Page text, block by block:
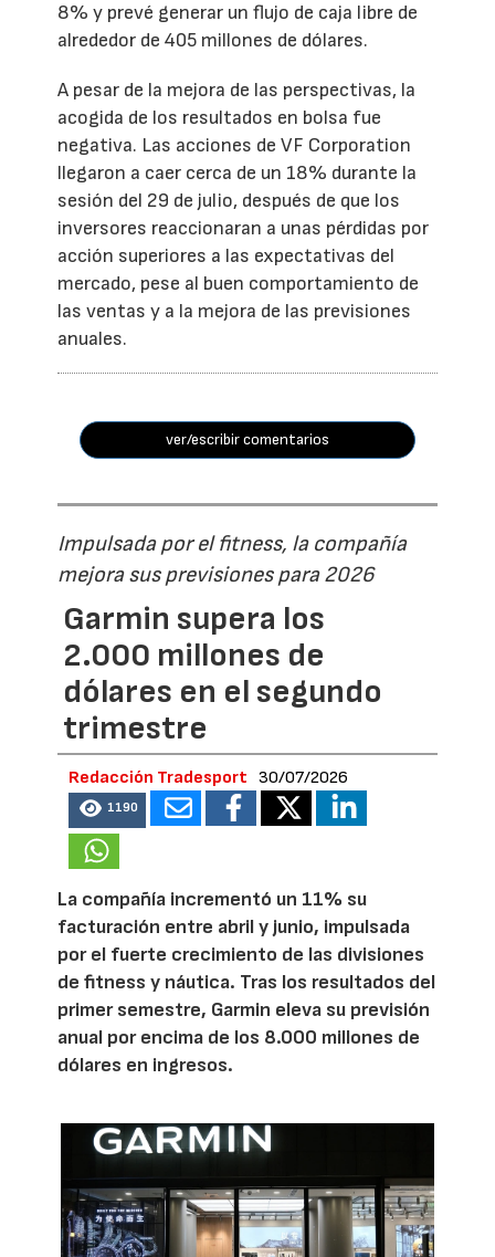
8% y prevé generar un flujo de caja libre de
alrededor de 405 millones de dólares.
A pesar de la mejora de las perspectivas, la
acogida de los resultados en bolsa fue
negativa. Las acciones de VF Corporation
llegaron a caer cerca de un 18% durante la
sesión del 29 de julio, después de que los
inversores reaccionaran a unas pérdidas por
acción superiores a las expectativas del
mercado, pese al buen comportamiento de
las ventas y a la mejora de las previsiones
anuales.
ver/escribir comentarios
Impulsada por el fitness, la compañía
mejora sus previsiones para 2026
Garmin supera los
2.000 millones de
dólares en el segundo
trimestre
Redacción Tradesport 30/07/2026
1190
La compañía incrementó un 11% su
facturación entre abril y junio, impulsada
por el fuerte crecimiento de las divisiones
de fitness y náutica. Tras los resultados del
primer semestre, Garmin eleva su previsión
anual por encima de los 8.000 millones de
dólares en ingresos.